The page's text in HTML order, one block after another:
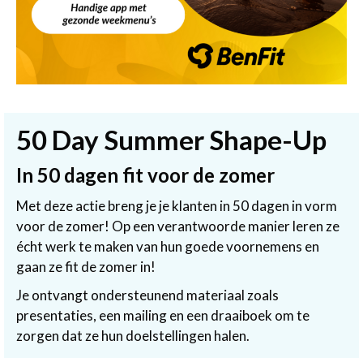
50 Day Summer Shape-Up
In 50 dagen fit voor de zomer
Met deze actie breng je je klanten in 50 dagen in vorm
voor de zomer! Op een verantwoorde manier leren ze
écht werk te maken van hun goede voornemens en
gaan ze fit de zomer in!
Je ontvangt ondersteunend materiaal zoals
presentaties, een mailing en een draaiboek om te
zorgen dat ze hun doelstellingen halen.